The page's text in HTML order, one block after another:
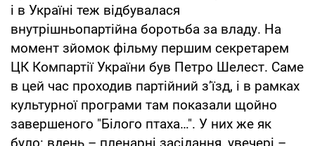
і в Україні теж відбувалася
внутрішньопартійна боротьба за владу. На
момент зйомок фільму першим секретарем
ЦК Компартії України був Петро Шелест. Саме
в цей час проходив партійний з’їзд, і в рамках
культурної програми там показали щойно
завершеного "Білого птаха…". У них же як
було: вдень – пленарні засідання, увечері –